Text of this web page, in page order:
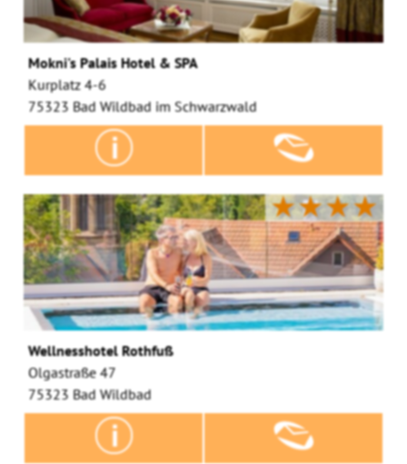
Mokni's Palais Hotel & SPA
Kurplatz 4-6
75323 Bad Wildbad im Schwarzwald
★★★★
Wellnesshotel Rothfuß
Olgastraße 47
75323 Bad Wildbad